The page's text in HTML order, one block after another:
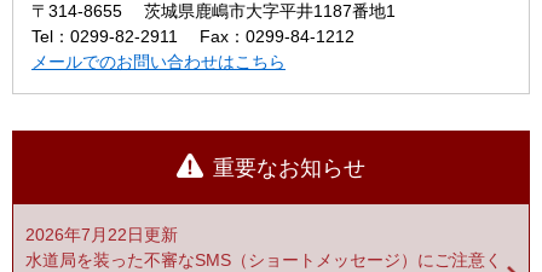
〒314-8655
茨城県鹿嶋市大字平井1187番地1
Tel：0299-82-2911
Fax：0299-84-1212
メールでのお問い合わせはこちら
重要なお知らせ
2026年7月22日更新
水道局を装った不審なSMS（ショートメッセージ）にご注意く